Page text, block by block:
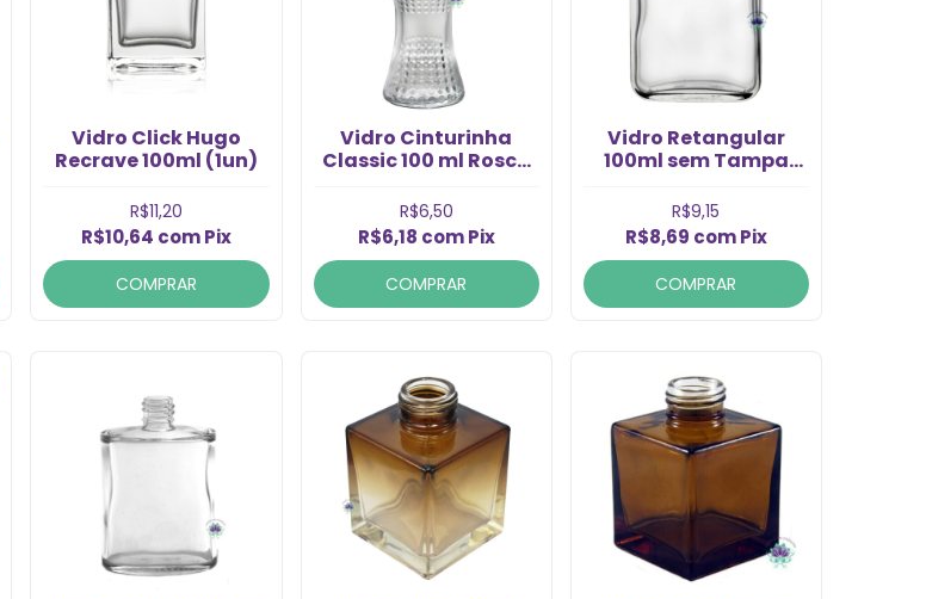
Vidro Click Hugo
Recrave 100ml (1un)
R$11,20
R$10,64 comPix
COMPRAR
Vidro Cinturinha
Classic 100 ml Rosca
R$6,50
R$6,18 com Pix
COMPRAR
Vidro Retangular
100ml sem Tampa
R$9,15
R$8,69 comPix
COMPRAR